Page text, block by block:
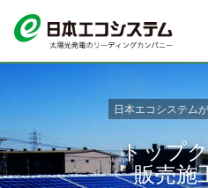
日本エコシステム
トップ
販売施